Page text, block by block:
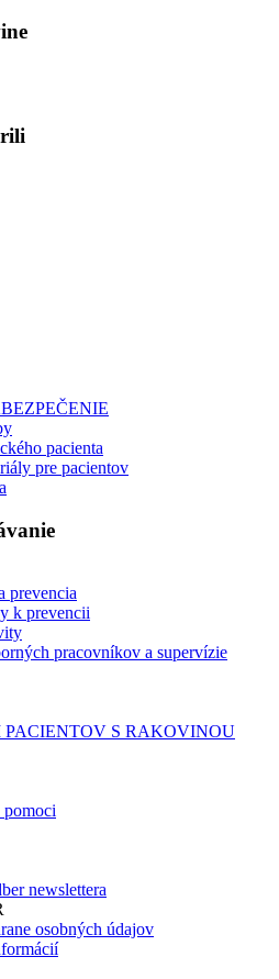
pacienta
pre pacientov
prevencia
k prevencii
pracovníkov a supervízie
PACIENTOV S RAKOVINOU
pomoci
newslettera
osobných údajov